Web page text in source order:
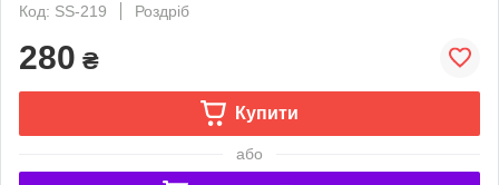
Код: SS-219
Роздріб
280 ₴
Купити
або